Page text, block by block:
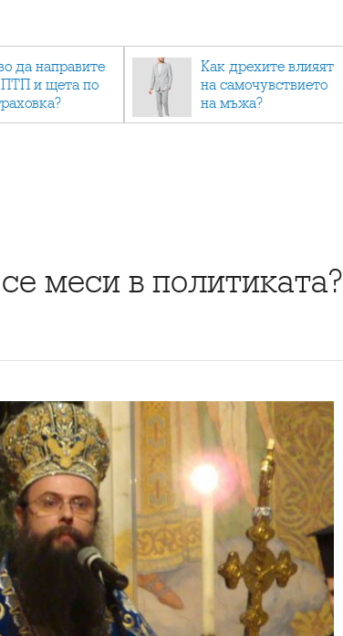
да направите
и щета по
Как дрехите влияят
на самочувствието
на мъжа?
меси в политиката?